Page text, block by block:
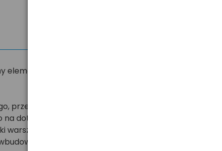
element wyposażenia zarówno profesjonalnych
przewodowego oświetlenia wykorzystywanego w
dotarcie z oświetleniem do każdego zakamarka.
warsztatowe posiadają ponadto różne tryby
akumulatory z możliwością ładowania